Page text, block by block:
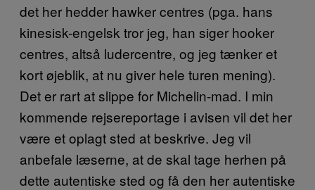
det her hedder hawker centres (pga. hans
kinesisk-engelsk tror jeg, han siger hooker
centres, altså ludercentre, og jeg tænker et
kort øjeblik, at nu giver hele turen mening).
Det er rart at slippe for Michelin-mad. I min
kommende rejsereportage i avisen vil det her
være et oplagt sted at beskrive. Jeg vil
anbefale læserne, at de skal tage herhen på
dette autentiske sted og få den her autentiske